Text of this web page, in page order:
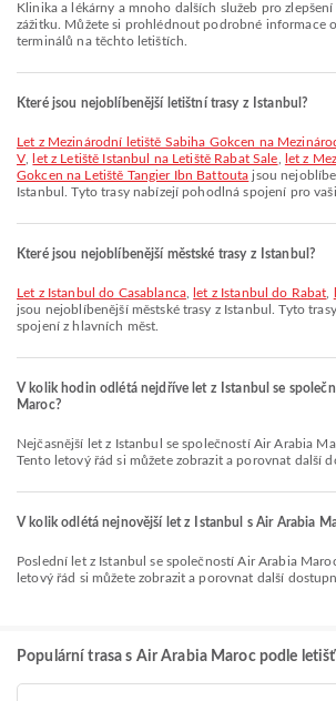
Klinika a lékárny a mnoho dalších služeb pro
zážitku. Můžete si prohlédnout podrobné informace
terminálů na těchto letištích.
Které jsou nejoblíbenější letištní trasy z Istanbul?
let z Mezinárodní letiště Sabiha Gokcen na Mezinárodní letiště Mohammeda
V
let z Letiště Istanbul na Letiště Rabat Sale
let z
Gokcen na Letiště Tangier Ibn Battouta jsou
Istanbul. Tyto trasy nabízejí pohodlná spojení pro vaši
Které jsou nejoblíbenější městské trasy z Istanbul?
let z Istanbul do Casablanca, let z Istanbul do Rabat
jsou nejoblíbenější městské trasy z Istanbul. Tyto
spojení z hlavních měst.
V kolik hodin odlétá nejdříve let z Istanbul se
Maroc?
Nejčasnější let z Istanbul se společností Air Arabia Maroc odlétá v 00:10.
Tento letový řád si můžete zobrazit a porovnat další
V kolik odlétá nejnovější let z Istanbul s Air Arabia
Poslední let z Istanbul se společností Air Arabia Maroc odlétá v 02:00. Tento
letový řád si můžete zobrazit a porovnat další
Populární trasa s Air Arabia Maroc podle letišť